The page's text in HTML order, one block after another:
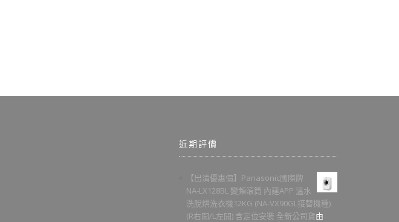
近期評價
【出清優惠價】Panasonic國際牌
NA-LX128BL 變頻滾筒 內建APP 溫水
洗脫烘洗衣機12KG (NA-VX90GL接替機種)
(R右開/L左開) 含定位安裝 全新公司貨由